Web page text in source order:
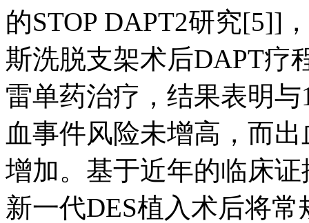
的STOP DAPT2研究[5]]
斯洗脱支架术后DAPT疗
雷单药治疗，结果表明
血事件风险未增高，而
增加。基于近年的临床
新一代DES植入术后将